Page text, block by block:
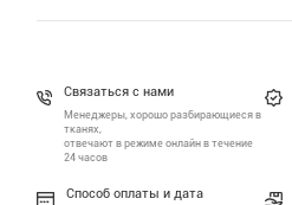
Связаться с нами
Менеджеры, хорошо разбирающиеся в
тканях,
отвечают в режиме онлайн в течение
24 часов
Способ оплаты и дата